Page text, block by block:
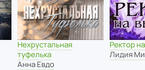
Нехрустальная
туфелька
Анна Евдо
Ректор
Лидия